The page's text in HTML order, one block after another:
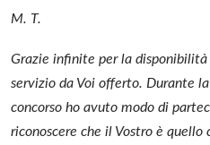
M. T.
Grazie infinite per la
servizio da Voi offerto. Durante
concorso ho avuto modo di
riconoscere che il Vostro è quello